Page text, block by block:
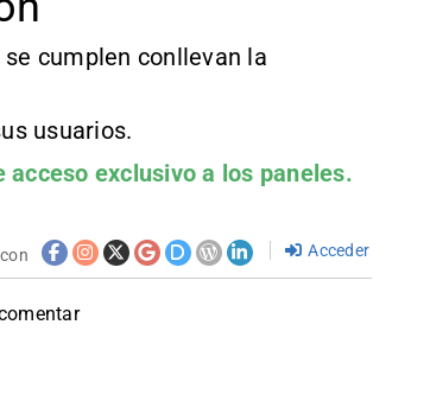
se cumplen conllevan la
usuarios.
acceso exclusivo a los paneles.
Acceder